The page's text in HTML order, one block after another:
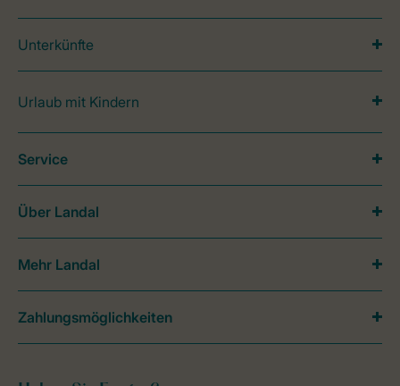
Unterkünfte
Urlaub mit Kindern
Service
Über Landal
Mehr Landal
Zahlungsmöglichkeiten